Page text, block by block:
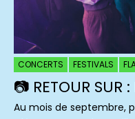
CONCERTS FESTIVALS
📷 RETOUR SUR
Au mois de septembre,